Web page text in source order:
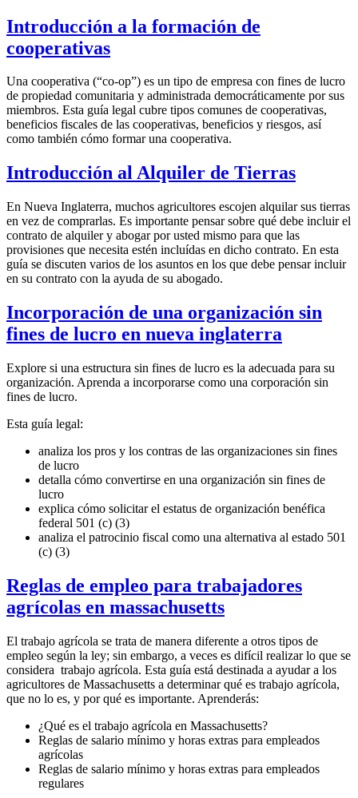
Introducción a la formación de
cooperativas
Una cooperativa (“co-op”) es un tipo de empresa con fines de lucro
de propiedad comunitaria y administrada democráticamente por sus
miembros. Esta guía legal cubre tipos comunes de cooperativas,
beneficios fiscales de las cooperativas, beneficios y riesgos, así
como también cómo formar una cooperativa.
Introducción al Alquiler de Tierras
En Nueva Inglaterra, muchos agricultores escojen alquilar sus tierras
en vez de comprarlas. Es importante pensar sobre qué debe incluir el
contrato de alquiler y abogar por usted mismo para que las
provisiones que necesita estén incluídas en dicho contrato. En esta
guía se discuten varios de los asuntos en los que debe pensar incluir
en su contrato con la ayuda de su abogado.
Incorporación de una organización sin
fines de lucro en nueva inglaterra
Explore si una estructura sin fines de lucro es la adecuada para su
organización. Aprenda a incorporarse como una corporación sin
fines de lucro.
Esta guía legal:
analiza los pros y los contras de las organizaciones sin fines
de lucro
detalla cómo convertirse en una organización sin fines de
lucro
explica cómo solicitar el estatus de organización benéfica
federal 501 (c) (3)
analiza el patrocinio fiscal como una alternativa al estado 501
(c) (3)
Reglas de empleo para trabajadores
agrícolas en massachusetts
El trabajo agrícola se trata de manera diferente a otros tipos de
empleo según la ley; sin embargo, a veces es difícil realizar lo que se
considera trabajo agrícola. Esta guía está destinada a ayudar a los
agricultores de Massachusetts a determinar qué es trabajo agrícola,
que no lo es, y por qué es importante. Aprenderás:
¿Qué es el trabajo agrícola en Massachusetts?
Reglas de salario mínimo y horas extras para empleados
agrícolas
Reglas de salario mínimo y horas extras para empleados
regulares